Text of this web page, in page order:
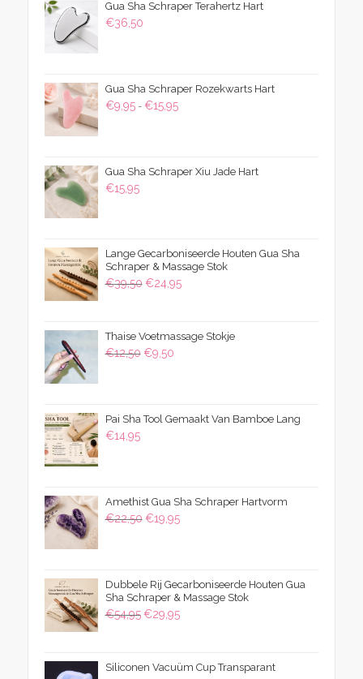
Gua Sha Schraper Terahertz Hart
€36,50
Gua Sha Schraper Rozekwarts Hart
€9,95 - €15,95Prijsklasse:
Gua Sha Schraper Xiu Jade Hart
€15,95
Lange Gecarboniseerde Houten Gua Sha
Schraper & Massage Stok
€39,50 Oorspronkelijke
€39,50.
€24,95Huidige
€24,95.
Thaise Voetmassage Stokje
€12,50 Oorspronkelijke
€9,50Huidige
Pai Sha Tool Gemaakt Van Bamboe Lang
€14,95
Amethist Gua Sha Schraper Hartvorm
€22,50 Oorspronkelijke
€19,95Huidige
Dubbele Rij Gecarboniseerde Houten Gua
Sha Schraper & Massage Stok
€54,95 Oorspronkelijke
€54,95.
€29,95Huidige
€29,95.
Siliconen Vacuüm Cup Transparant